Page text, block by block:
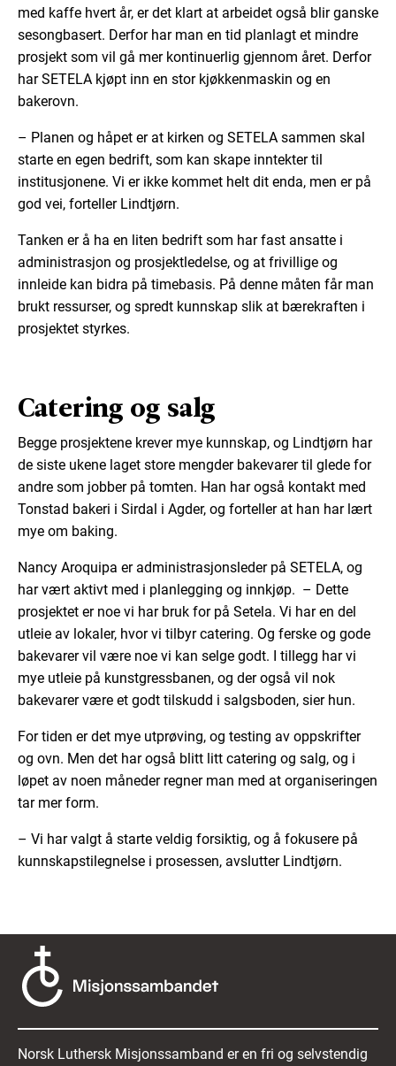
med kaffe hvert år, er det klart at arbeidet også blir ganske
sesongbasert. Derfor har man en tid planlagt et mindre
prosjekt som vil gå mer kontinuerlig gjennom året. Derfor
har SETELA kjøpt inn en stor kjøkkenmaskin og en
bakerovn.
– Planen og håpet er at kirken og SETELA sammen skal
starte en egen bedrift, som kan skape inntekter til
institusjonene. Vi er ikke kommet helt dit enda, men er på
god vei, forteller Lindtjørn.
Tanken er å ha en liten bedrift som har fast ansatte i
administrasjon og prosjektledelse, og at frivillige og
innleide kan bidra på timebasis. På denne måten får man
brukt ressurser, og spredt kunnskap slik at bærekraften i
prosjektet styrkes.
Catering og salg
Begge prosjektene krever mye kunnskap, og Lindtjørn har
de siste ukene laget store mengder bakevarer til glede for
andre som jobber på tomten. Han har også kontakt med
Tonstad bakeri i Sirdal i Agder, og forteller at han har lært
mye om baking.
Nancy Aroquipa er administrasjonsleder på SETELA, og
har vært aktivt med i planlegging og innkjøp. – Dette
prosjektet er noe vi har bruk for på Setela. Vi har en del
utleie av lokaler, hvor vi tilbyr catering. Og ferske og gode
bakevarer vil være noe vi kan selge godt. I tillegg har vi
mye utleie på kunstgressbanen, og der også vil nok
bakevarer være et godt tilskudd i salgsboden, sier hun.
For tiden er det mye utprøving, og testing av oppskrifter
og ovn. Men det har også blitt litt catering og salg, og i
løpet av noen måneder regner man med at organiseringen
tar mer form.
– Vi har valgt å starte veldig forsiktig, og å fokusere på
kunnskapstilegnelse i prosessen, avslutter Lindtjørn.
Norsk Luthersk Misjonssamband er en fri og selvstendig